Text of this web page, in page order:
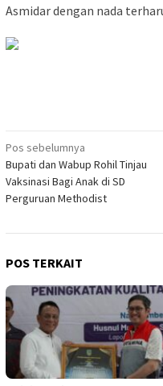
Asmidar dengan nada
Navigasi
pos
Pos sebelumnya
Bupati dan Wabup Rohil Tinjau
Vaksinasi Bagi Anak di SD
Perguruan Methodist
POS TERKAIT